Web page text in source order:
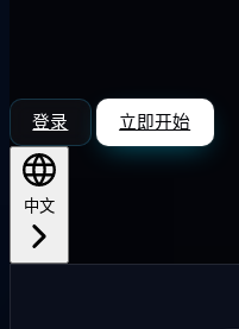
登录 立即开始
中文